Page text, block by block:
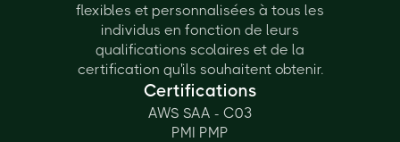
flexibles et personnalisées à tous les
individus en fonction de leurs
qualifications scolaires et de la
certification qu'ils souhaitent obtenir.
Certifications
AWS SAA - C03
PMI PMP